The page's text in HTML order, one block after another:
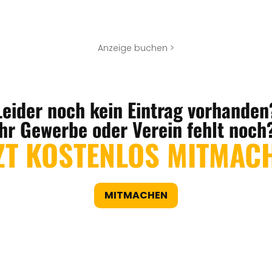
Anzeige buchen >
noch kein Eintrag
Gewerbe oder Verein fehlt
KOSTENLOS
MITMACHEN